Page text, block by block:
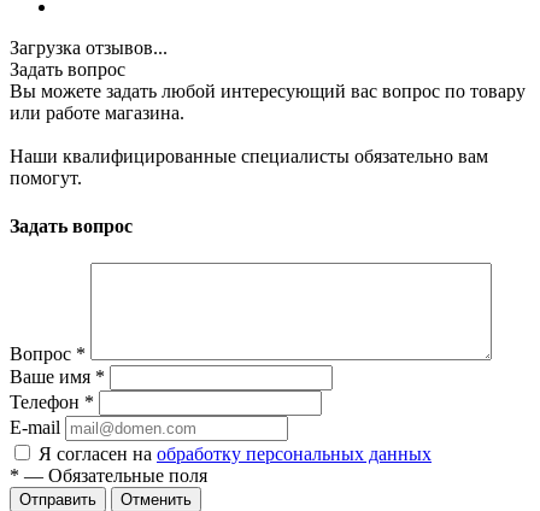
Загрузка отзывов...
Задать вопрос
Вы можете задать любой интересующий вас вопрос по товару
или работе магазина.
Наши квалифицированные специалисты обязательно вам
помогут.
Задать вопрос
Вопрос *
Ваше имя *
Телефон *
E-mail
Я согласен на обработку персональных данных
* — Обязательные поля
Отменить